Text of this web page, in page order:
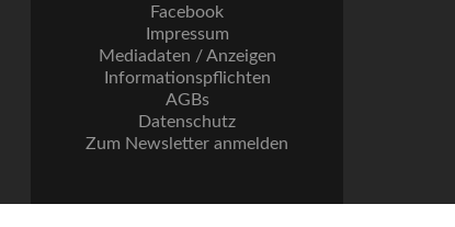
Facebook
Impressum
Mediadaten / Anzeigen
Informationspflichten
AGBs
Datenschutz
Zum Newsletter anmelden